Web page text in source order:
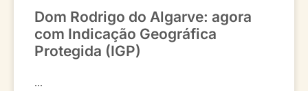
Dom Rodrigo do Algarve: agora
com Indicação Geográfica
Protegida (IGP)
...